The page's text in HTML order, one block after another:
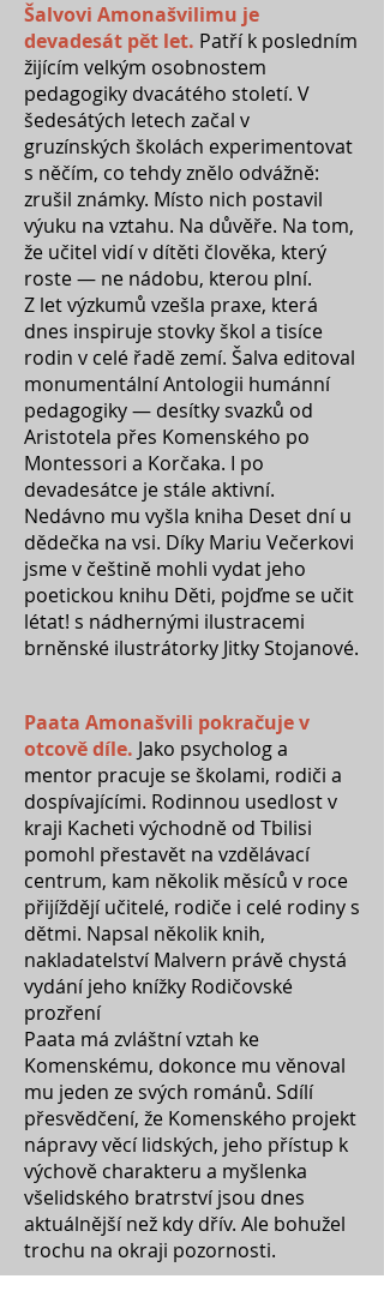
Šalvovi Amonašvilimu je
devadesát pět let. Patří k posledním
žijícím velkým osobnostem
pedagogiky dvacátého století. V
šedesátých letech začal v
gruzínských školách experimentovat
s něčím, co tehdy znělo odvážně:
zrušil známky. Místo nich postavil
výuku na vztahu. Na důvěře. Na tom,
že učitel vidí v dítěti člověka, který
roste — ne nádobu, kterou plní.
Z let výzkumů vzešla praxe, která
dnes inspiruje stovky škol a tisíce
rodin v celé řadě zemí. Šalva editoval
monumentální Antologii humánní
pedagogiky — desítky svazků od
Aristotela přes Komenského po
Montessori a Korčaka. I po
devadesátce je stále aktivní.
Nedávno mu vyšla kniha Deset dní u
dědečka na vsi. Díky Mariu Večerkovi
jsme v češtině mohli vydat jeho
poetickou knihu Děti, pojďme se učit
létat! s nádhernými ilustracemi
brněnské ilustrátorky Jitky Stojanové.
Paata Amonašvili pokračuje v
otcově díle. Jako psycholog a
mentor pracuje se školami, rodiči a
dospívajícími. Rodinnou usedlost v
kraji Kacheti východně od Tbilisi
pomohl přestavět na vzdělávací
centrum, kam několik měsíců v roce
přijíždějí učitelé, rodiče i celé rodiny s
dětmi. Napsal několik knih,
nakladatelství Malvern právě chystá
vydání jeho knížky Rodičovské
prozření
Paata má zvláštní vztah ke
Komenskému, dokonce mu věnoval
mu jeden ze svých románů. Sdílí
přesvědčení, že Komenského projekt
nápravy věcí lidských, jeho přístup k
výchově charakteru a myšlenka
všelidského bratrství jsou dnes
aktuálnější než kdy dřív. Ale bohužel
trochu na okraji pozornosti.